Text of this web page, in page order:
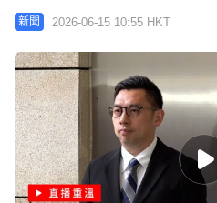
新聞 2026-06-15 10:55 HKT